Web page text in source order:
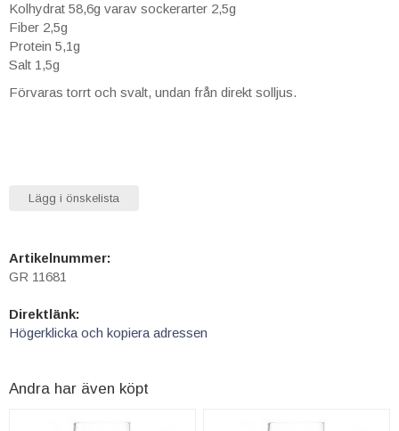
Kolhydrat 58,6g varav sockerarter 2,5g
Fiber 2,5g
Protein 5,1g
Salt 1,5g
Förvaras torrt och svalt, undan från direkt solljus.
Lägg i önskelista
Artikelnummer:
GR 11681
Direktlänk:
Högerklicka och kopiera adressen
Andra har även köpt